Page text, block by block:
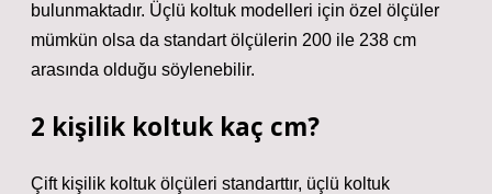
bulunmaktadır. Üçlü koltuk modelleri için özel ölçüler
mümkün olsa da standart ölçülerin 200 ile 238 cm
arasında olduğu söylenebilir.
2 kişilik koltuk kaç cm?
Çift kişilik koltuk ölçüleri standarttır, üçlü koltuk